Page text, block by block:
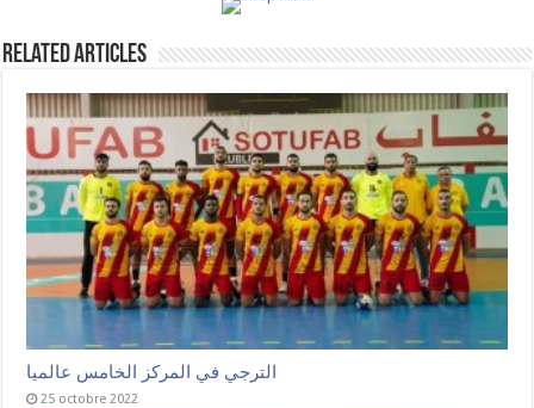
Related Articles
الترجي في المركز الخامس عالميا
25 octobre 2022